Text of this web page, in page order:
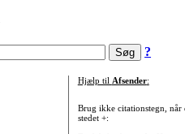
?
Hjælp til Afsender:
Brug ikke citationstegn, når
stedet +: